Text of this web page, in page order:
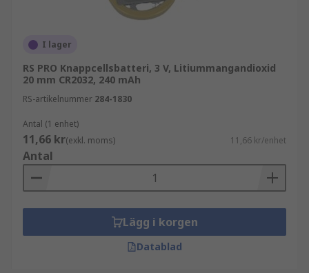
I lager
RS PRO Knappcellsbatteri, 3 V, Litiummangandioxid
20 mm CR2032, 240 mAh
RS-artikelnummer 284-1830
Antal (1 enhet)
11,66 kr(exkl. moms) 11,66 kr/enhet
Antal
Lägg i korgen
Datablad